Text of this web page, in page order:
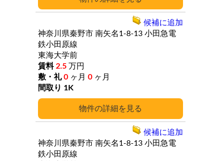
詳細
神奈川県秦野市 南矢名1-8-13 小田急電
鉄小田原線
東海大学前
2.5 万円
0 ヶ月 0 ヶ月
1K
候補に追加
神奈川県秦野市 南矢名1-8-13 小田急電
鉄小田原線
候補に追加